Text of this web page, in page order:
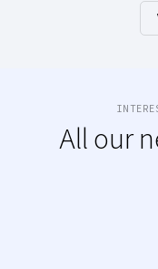
All our